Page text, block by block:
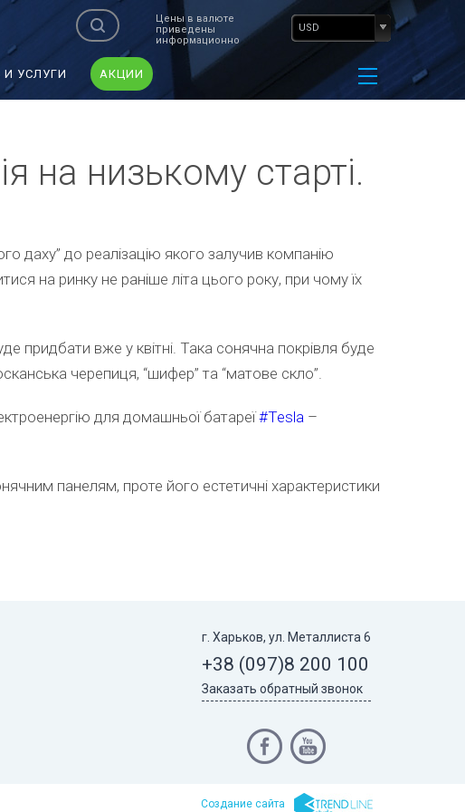
Цены в валюте
приведены
информационно
USD
И УСЛУГИ АКЦИИ
на низькому старті.
даху” до реалізацію якого залучив компанію
на ринку не раніше літа цього року, при чому їх
придбати вже у квітні. Така сонячна покрівля буде
черепиця, “шифер” та “матове скло”.
для домашньої батареї#Tesla –
панелям, проте його естетичні характеристики
г. Харьков, ул. Металлиста 6
+38 (097)8 200 100
Заказать обратный звонок
Cоздание сайта